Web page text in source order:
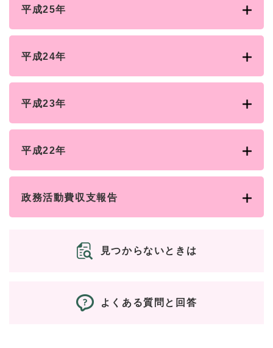
平成25年
平成24年
平成23年
平成22年
政務活動費収支報告
見つからないときは
よくある質問と回答